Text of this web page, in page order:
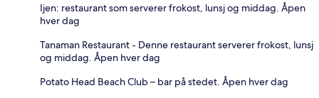
Ijen: restaurant som serverer frokost, lunsj og middag. Åpen
hver dag
Tanaman Restaurant - Denne restaurant serverer frokost, lunsj
og middag. Åpen hver dag
Potato Head Beach Club – bar på stedet. Åpen hver dag